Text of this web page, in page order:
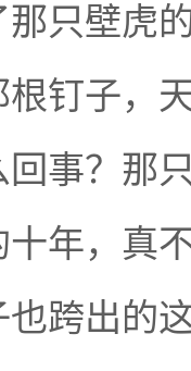
只壁虎
钉子，
事？那
年，真
跨出的